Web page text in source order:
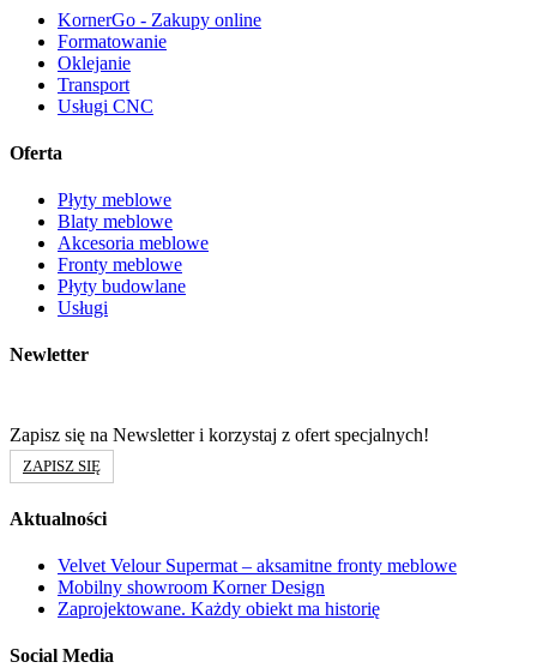
KornerGo - Zakupy online
Formatowanie
Oklejanie
Transport
Usługi CNC
Oferta
Płyty meblowe
Blaty meblowe
Akcesoria meblowe
Fronty meblowe
Płyty budowlane
Usługi
Newletter
Zapisz się na Newsletter i korzystaj z ofert specjalnych!
ZAPISZ SIĘ
Aktualności
Velvet Velour Supermat – aksamitne fronty meblowe
Mobilny showroom Korner Design
Zaprojektowane. Każdy obiekt ma historię
Social Media